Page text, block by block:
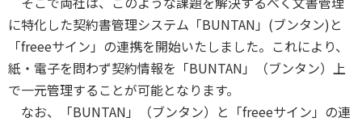
に特化した契約書管理システム「BUNTAN」(ブンタン)と
「freeeサイン」の連携を開始いたしました。これにより、
紙・電子を問わず契約情報を「BUNTAN」（ブンタン）上
で一元管理することが可能となります。
なお、「BUNTAN」（ブンタン）と「freeeサイン」の連